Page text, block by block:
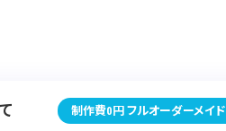
制作費0円 フルオーダーメイド